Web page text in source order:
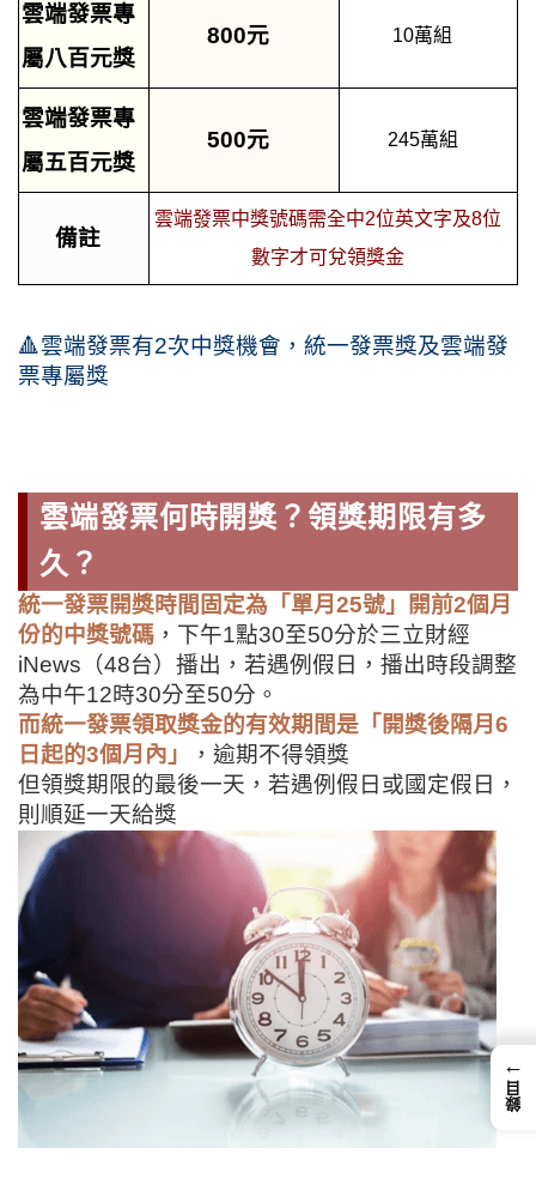
雲端發票專
屬八百元獎
800元 10萬組
雲端發票專
屬五百元獎
500元 245萬組
備註
雲端發票中獎號碼需全中2位英文字及8位
數字才可兌領獎金
🔺雲端發票有2次中獎機會，統一發票獎及雲端發
票專屬獎
雲端發票何時開獎？領獎期限有多
久？
統一發票開獎時間固定為「單月25號」開前2個月
份的中獎號碼 ，下午1點30至50分於三立財經
iNews（48台）播出， 若遇例假日，播出時段調整
為中午12時30分至50分。
而統一發票領取獎金的有效期間是「開獎後隔月6
日起的3個月內」
，逾期不得領獎
但領獎期限的最後一天，若遇例假日或國定假日，
則順延一天給獎
←
錄目